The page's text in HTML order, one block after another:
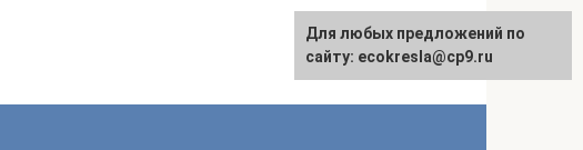
Для любых предложений по
сайту: ecokresla@cp9.ru